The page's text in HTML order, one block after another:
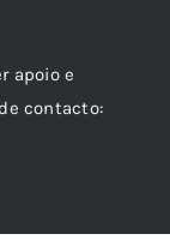
apoio e
contacto: